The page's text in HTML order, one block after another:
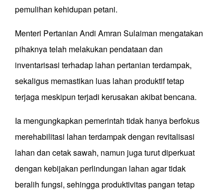
pemulihan kehidupan petani.
Menteri Pertanian Andi Amran Sulaiman mengatakan
pihaknya telah melakukan pendataan dan
inventarisasi terhadap lahan pertanian terdampak,
sekaligus memastikan luas lahan produktif tetap
terjaga meskipun terjadi kerusakan akibat bencana.
Ia mengungkapkan pemerintah tidak hanya berfokus
merehabilitasi lahan terdampak dengan revitalisasi
lahan dan cetak sawah, namun juga turut diperkuat
dengan kebijakan perlindungan lahan agar tidak
beralih fungsi, sehingga produktivitas pangan tetap